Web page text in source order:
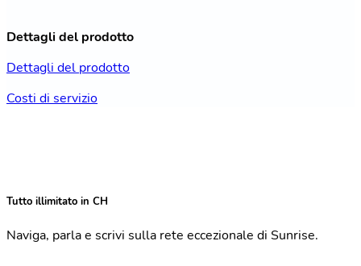
Dettagli del prodotto
Dettagli del prodotto
Costi di servizio
Tutto illimitato in CH
Naviga, parla e scrivi sulla rete eccezionale di Sunrise.